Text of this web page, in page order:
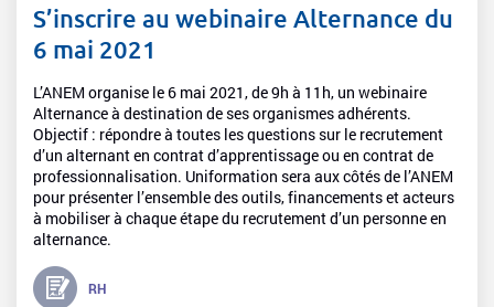
S’inscrire au webinaire Alternance du
6 mai 2021
L’ANEM organise le 6 mai 2021, de 9h à 11h, un webinaire
Alternance à destination de ses organismes adhérents.
Objectif : répondre à toutes les questions sur le recrutement
d’un alternant en contrat d’apprentissage ou en contrat de
professionnalisation. Uniformation sera aux côtés de l’ANEM
pour présenter l’ensemble des outils, financements et acteurs
à mobiliser à chaque étape du recrutement d’un personne en
alternance.
RH